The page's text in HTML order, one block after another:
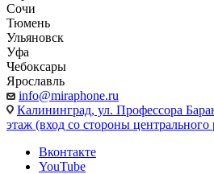
Сочи
Тюмень
Ульяновск
Уфа
Чебоксары
Ярославль
info@miraphone.ru
Калининград, ул. Профессора
этаж (вход со стороны
Вконтакте
YouTube